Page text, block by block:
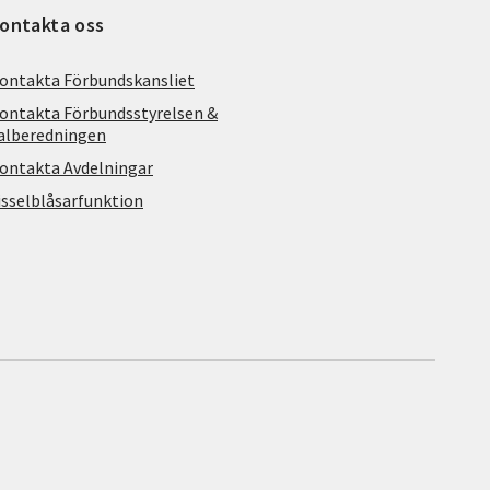
oss
Förbundskansliet
Förbundsstyrelsen &
Avdelningar